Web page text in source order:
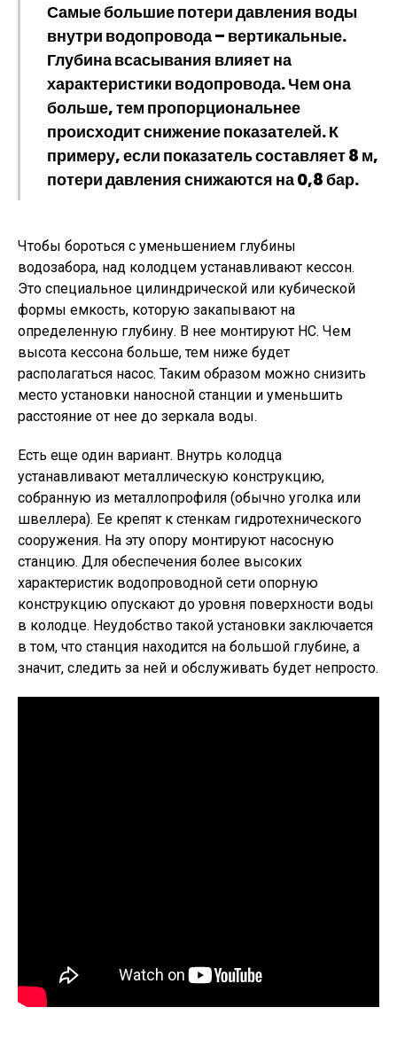
Самые большие потери давления воды
внутри водопровода – вертикальные.
Глубина всасывания влияет на
характеристики водопровода. Чем она
больше, тем пропорциональнее
происходит снижение показателей. К
примеру, если показатель составляет 8 м,
потери давления снижаются на 0,8 бар.
Чтобы бороться с уменьшением глубины
водозабора, над колодцем устанавливают кессон.
Это специальное цилиндрической или кубической
формы емкость, которую закапывают на
определенную глубину. В нее монтируют НС. Чем
высота кессона больше, тем ниже будет
располагаться насос. Таким образом можно снизить
место установки наносной станции и уменьшить
расстояние от нее до зеркала воды.
Есть еще один вариант. Внутрь колодца
устанавливают металлическую конструкцию,
собранную из металлопрофиля (обычно уголка или
швеллера). Ее крепят к стенкам гидротехнического
сооружения. На эту опору монтируют насосную
станцию. Для обеспечения более высоких
характеристик водопроводной сети опорную
конструкцию опускают до уровня поверхности воды
в колодце. Неудобство такой установки заключается
в том, что станция находится на большой глубине, а
значит, следить за ней и обслуживать будет непросто.